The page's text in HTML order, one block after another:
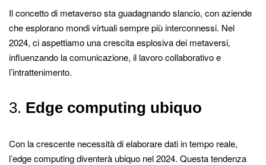
Il concetto di metaverso sta guadagnando slancio, con aziende
che esplorano mondi virtuali sempre più interconnessi. Nel
2024, ci aspettiamo una crescita esplosiva dei metaversi,
influenzando la comunicazione, il lavoro collaborativo e
l’intrattenimento.
3. Edge computing ubiquo
Con la crescente necessità di elaborare dati in tempo reale,
l’edge computing diventerà ubiquo nel 2024. Questa tendenza